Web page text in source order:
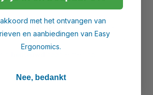
een review over dit product
met het ontvangen van
en aanbiedingen van Easy
Ergonomics.
Nee, bedankt